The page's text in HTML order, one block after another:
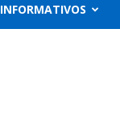
INFORMATIVOS